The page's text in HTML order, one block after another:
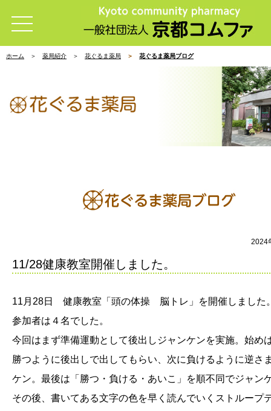
ホーム 薬局紹介 花ぐるま薬局 花ぐるま薬局ブログ
2024
11/28健康教室開催しました。
11月28日 健康教室「頭の体操 脳トレ」を開催しました
参加者は４名でした。
今回はまず準備運動として後出しジャンケンを実施。始め
勝つように後出しで出してもらい、次に負けるように逆さ
ケン。最後は「勝つ・負ける・あいこ」を順不同でジャン
その後、書いてある文字の色を早く読んでいくストループ